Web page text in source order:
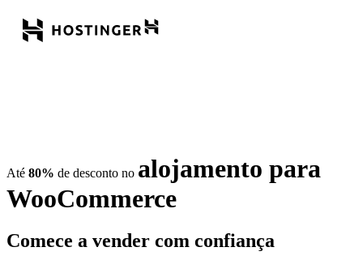
Até 80% de desconto no alojamento para
WooCommerce
Comece a vender com confiança